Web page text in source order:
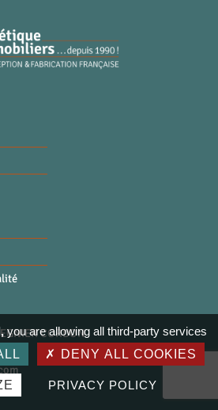
CORDON
you are allowing all third-party services
DENY ALL COOKIES
PRIVACY POLICY